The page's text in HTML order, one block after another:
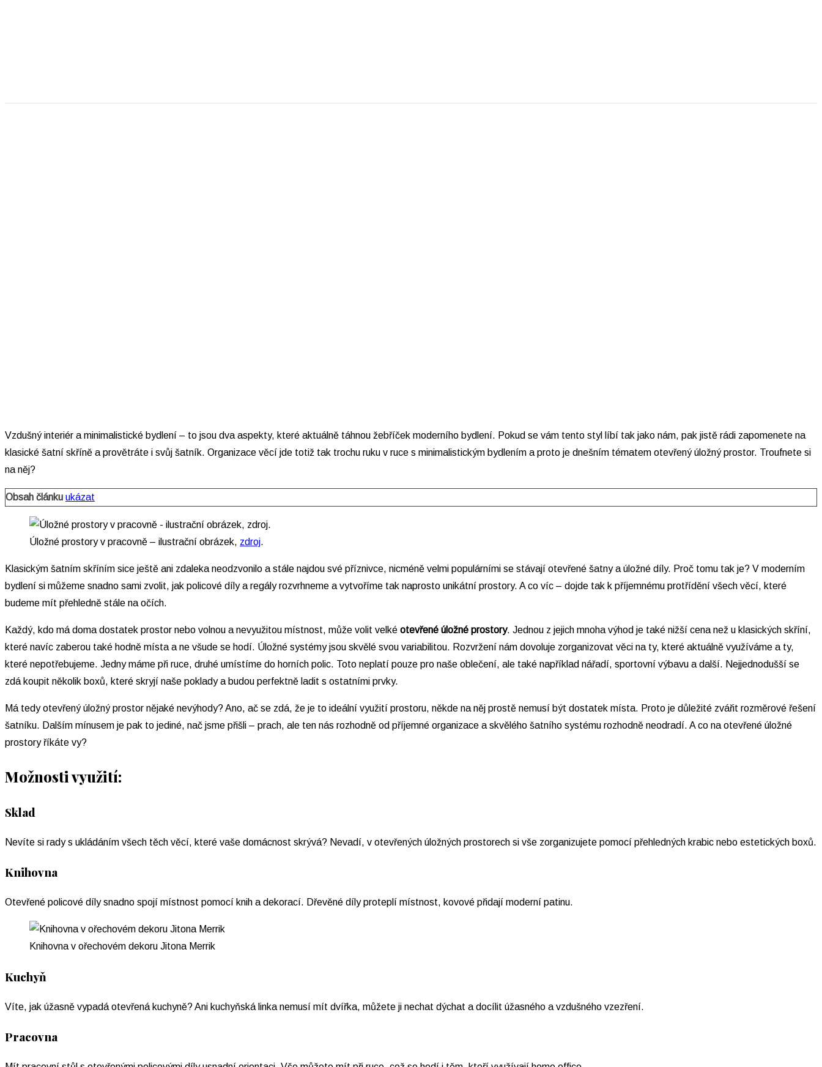
Vzdušný interiér a minimalistické bydlení – to jsou dva aspekty, které aktuálně táhnou žebříček moderního bydlení. Pokud se vám tento styl líbí tak jako nám, pak jistě rádi zapomenete na
klasické šatní skříně a provětráte i svůj šatník. Organizace věcí jde totiž tak trochu ruku v ruce s minimalistickým bydlením a proto je dnešním tématem otevřený úložný prostor. Troufnete si
na něj?
Obsah článku ukázat
Úložné prostory v pracovně – ilustrační obrázek, zdroj.
Klasickým šatním skříním sice ještě ani zdaleka neodzvonilo a stále najdou své příznivce, nicméně velmi populárními se stávají otevřené šatny a úložné díly. Proč tomu tak je? V moderním
bydlení si můžeme snadno sami zvolit, jak policové díly a regály rozvrhneme a vytvoříme tak naprosto unikátní prostory. A co víc – dojde tak k příjemnému protřídění všech věcí, které
budeme mít přehledně stále na očích.
Každý, kdo má doma dostatek prostor nebo volnou a nevyužitou místnost, může volit velké otevřené úložné prostory. Jednou z jejich mnoha výhod je také nižší cena než u klasických skříní,
které navíc zaberou také hodně místa a ne všude se hodí. Úložné systémy jsou skvělé svou variabilitou. Rozvržení nám dovoluje zorganizovat věci na ty, které aktuálně využíváme a ty,
které nepotřebujeme. Jedny máme při ruce, druhé umístíme do horních polic. Toto neplatí pouze pro naše oblečení, ale také například nářadí, sportovní výbavu a další. Nejjednodušší se
zdá koupit několik boxů, které skryjí naše poklady a budou perfektně ladit s ostatními prvky.
Má tedy otevřený úložný prostor nějaké nevýhody? Ano, ač se zdá, že je to ideální využití prostoru, někde na něj prostě nemusí být dostatek místa. Proto je důležité zvářit rozměrové řešení
šatníku. Dalším mínusem je pak to jediné, nač jsme přišli – prach, ale ten nás rozhodně od příjemné organizace a skvělého šatního systému rozhodně neodradí. A co na otevřené úložné
prostory říkáte vy?
Možnosti využití:
Sklad
Nevíte si rady s ukládáním všech těch věcí, které vaše domácnost skrývá? Nevadí, v otevřených úložných prostorech si vše zorganizujete pomocí přehledných krabic nebo estetických boxů.
Knihovna
Otevřené policové díly snadno spojí místnost pomocí knih a dekorací. Dřevěné díly proteplí místnost, kovové přidají moderní patinu.
Knihovna v ořechovém dekoru Jitona Merrik
Kuchyň
Víte, jak úžasně vypadá otevřená kuchyně? Ani kuchyňská linka nemusí mít dvířka, můžete ji nechat dýchat a docílit úžasného a vzdušného vzezření.
Pracovna